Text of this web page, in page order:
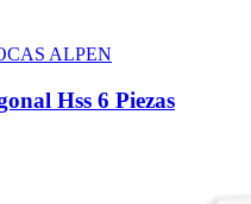
ALPEN
Hss 6 Piezas